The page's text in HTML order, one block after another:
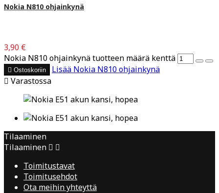
Nokia N810 ohjainkynä
3,90 €
Nokia N810 ohjainkynä tuotteen määrä kenttä
 Ostoskoriin Lisää Nokia N810 ohjainkynä
 Varastossa
Tilaaminen
Tilaaminen  
Toimitustavat
Toimitusehdot
Ota meihin yhteyttä